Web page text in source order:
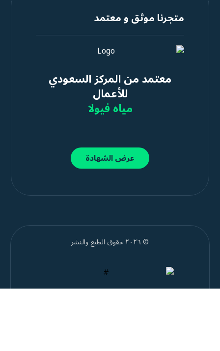
متجرنا موثق و معتمد
معتمد من المركز السعودي
للأعمال
مياه فيولا
عرض الشهادة
© ٢٠٢٦ حقوق الطبع والنشر